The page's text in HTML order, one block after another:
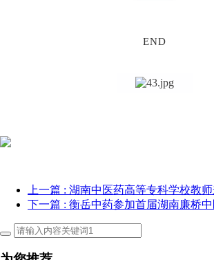
END
上一篇 : 湖南中医药高等专科学校教
下一篇 : 衡岳中药参加首届湖南廉桥